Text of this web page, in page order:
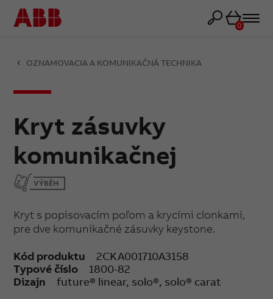
Košík
0
OZNAMOVACIA A KOMUNIKAČNÁ TECHNIKA
Kryt zásuvky
komunikačnej
Kryt s popisovacím poľom a krycími clonkami,
pre dve komunikačné zásuvky keystone.
Kód produktu
2CKA001710A3158
Typové číslo
1800-82
Dizajn
future® linear, solo®, solo® carat